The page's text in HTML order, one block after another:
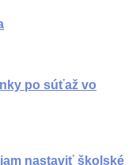
po súťaž vo
nastaviť školské